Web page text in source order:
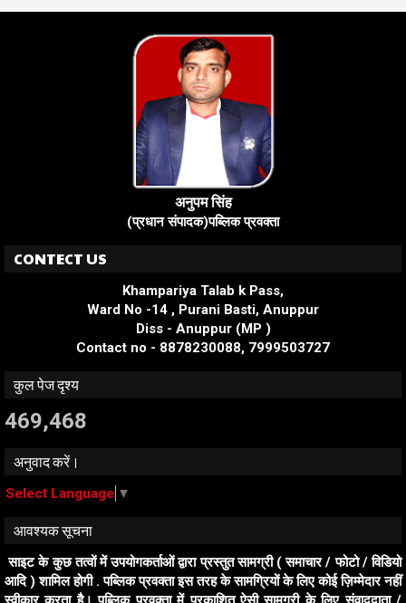
अनुपम सिंह
(प्रधान संपादक)पब्लिक प्रवक्ता
CONTECT US
Khampariya Talab k Pass,
Ward No -14 , Purani Basti, Anuppur
Diss - Anuppur (MP )
Contact no - 8878230088, 7999503727
कुल पेज दृश्य
469,468
अनुवाद करें।
Select Language ▼
आवश्यक सूचना
साइट के कुछ तत्वों में उपयोगकर्ताओं द्वारा प्रस्तुत सामग्री ( समाचार / फोटो / विडियो
आदि ) शामिल होगी . पब्लिक प्रवक्ता इस तरह के सामग्रियों के लिए कोई ज़िम्मेदार नहीं